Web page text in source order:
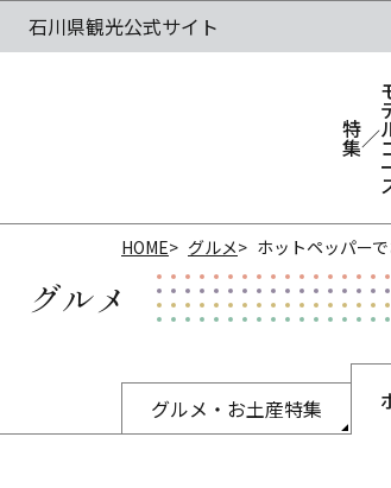
特
集
HOME グルメ ホットペッパー
グルメ
グルメ・お土産特集